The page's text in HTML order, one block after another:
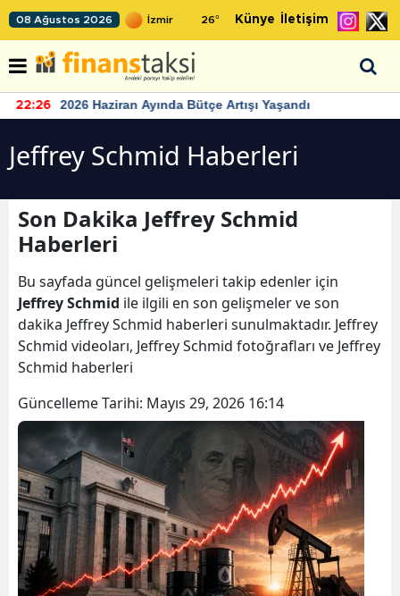
08 Ağustos 2026 26° Künye İletişim
22:26 2026 Haziran Ayında Bütçe Artışı Yaşandı
Jeffrey Schmid Haberleri
Son Dakika Jeffrey Schmid
Haberleri
Bu sayfada güncel gelişmeleri takip edenler için
Jeffrey Schmid ile ilgili en son gelişmeler ve son
dakika Jeffrey Schmid haberleri sunulmaktadır. Jeffrey
Schmid videoları, Jeffrey Schmid fotoğrafları ve Jeffrey
Schmid haberleri
Güncelleme Tarihi: Mayıs 29, 2026 16:14